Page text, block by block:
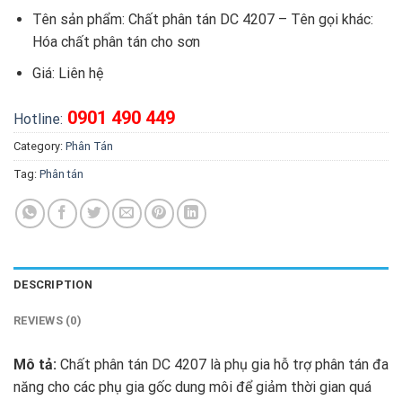
Tên sản phẩm: Chất phân tán DC 4207 – Tên gọi khác:
Hóa chất phân tán cho sơn
Giá: Liên hệ
Hotline: 0901 490 449
Category: Phân Tán
Tag: Phân tán
DESCRIPTION
REVIEWS (0)
Mô tả: Chất phân tán DC 4207 là phụ gia hỗ trợ phân tán đa
năng cho các phụ gia gốc dung môi để giảm thời gian quá